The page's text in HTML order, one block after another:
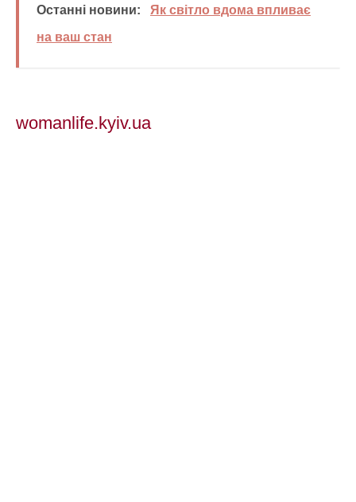
Останні новини:
Як світло вдома впливає
на ваш стан
womanlife.kyiv.ua